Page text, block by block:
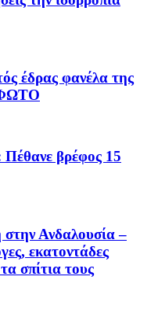
έδρας φανέλα της
ΦΩΤΟ
βρέφος 15
Ανδαλουσία –
εκατοντάδες
σπίτια τους